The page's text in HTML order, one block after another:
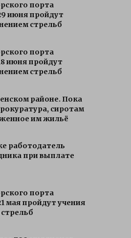
порта
июня пройдут
стрельб
порта
июня пройдут
стрельб
районе. Пока
сиротам
им жильё
работодатель
при выплате
порта
мая пройдут учения